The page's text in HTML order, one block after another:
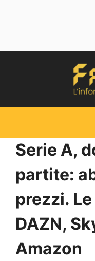
Serie A,
partite:
prezzi.
DAZN,
Amazon